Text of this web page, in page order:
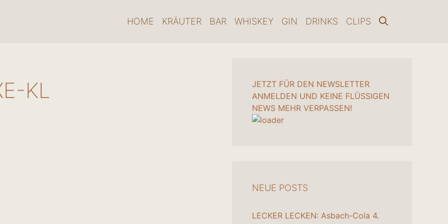
HOME KRÄUTER BAR WHISKEY GIN DRINKS CLIPS
KL
JETZT FÜR DEN NEWSLETTER
ANMELDEN UND KEINE FLÜSSIGEN
NEWS MEHR VERPASSEN!
NEUE POSTS
LECKER LECKEN: Asbach-Cola 4.